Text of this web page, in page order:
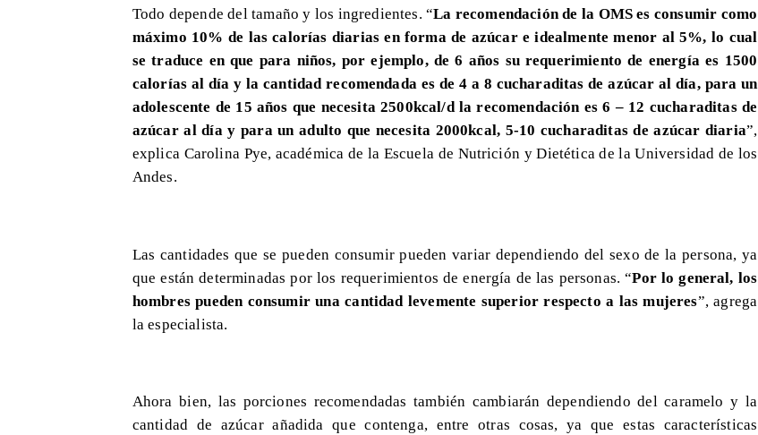
Todo depende del tamaño y los ingredientes. “La recomendación de la OMS es consumir como
máximo 10% de las calorías diarias en forma de azúcar e idealmente menor al 5%, lo cual
se traduce en que para niños, por ejemplo, de 6 años su requerimiento de energía es 1500
calorías al día y la cantidad recomendada es de 4 a 8 cucharaditas de azúcar al día, para un
adolescente de 15 años que necesita 2500kcal/d la recomendación es 6 – 12 cucharaditas de
azúcar al día y para un adulto que necesita 2000kcal, 5-10 cucharaditas de azúcar diaria”,
explica Carolina Pye, académica de la Escuela de Nutrición y Dietética de la Universidad de los
Andes.
Las cantidades que se pueden consumir pueden variar dependiendo del sexo de la persona, ya
que están determinadas por los requerimientos de energía de las personas. “Por lo general, los
hombres pueden consumir una cantidad levemente superior respecto a las mujeres”, agrega
la especialista.
Ahora bien, las porciones recomendadas también cambiarán dependiendo del caramelo y la
cantidad de azúcar añadida que contenga, entre otras cosas, ya que estas características